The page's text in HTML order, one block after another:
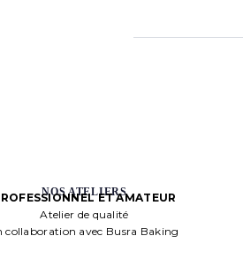
NOS ATELIERSET AMATEUR
Atelier de qualité
collaboration avec Busra Baking